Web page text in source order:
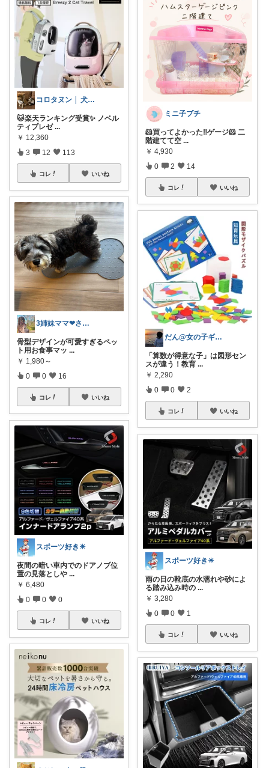
コロタヌン │ 犬猫アイテム
🐱楽天ランキング受賞✨ ノベル
ティプレゼ ...
￥ 12,360
3 12 113
コレ いいね
3姉妹ママ❤︎さぁや
骨型デザインが可愛すぎるペッ
ト用お食事マッ ...
￥ 1,980～
0 0 16
コレ いいね
スポーツ好き☀
夜間の暗い車内でのドアノブ位
置の見落としや ...
￥ 6,480
0 0 0
コレ いいね
ミニ子プチ
🐹買ってよかった‼️ゲージ🐹 二
階建てて空 ...
￥ 4,930
0 2 14
コレ いいね
だん@女の子ギフト｜4･5歳向け厳選🎁
「算数が得意な子」は図形セン
スが違う！教育 ...
￥ 2,290
0 0 2
コレ いいね
スポーツ好き☀
雨の日の靴底の水濡れや砂によ
る踏み込み時の ...
￥ 3,280
0 0 1
コレ いいね